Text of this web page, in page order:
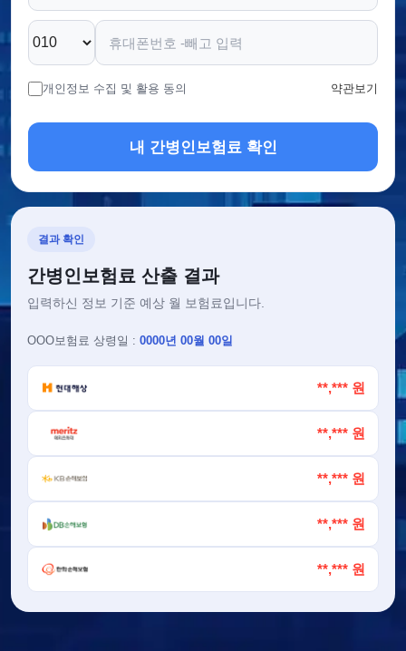
개인정보 수집 및 활용 동의 약관보기
내 간병인보험료 확인
결과 확인
간병인보험료 산출 결과
입력하신 정보 기준 예상 월 보험료입니다.
OOO보험료 상령일 : 0000년 00월 00일
**,*** 원
**,*** 원
**,*** 원
**,*** 원
**,*** 원